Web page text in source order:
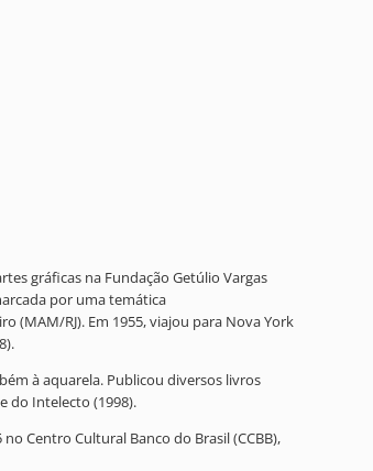
gráficas na Fundação Getúlio Vargas
por uma temática
(MAM/RJ). Em 1955, viajou para Nova York
à aquarela. Publicou diversos livros
do Intelecto (1998).
Centro Cultural Banco do Brasil (CCBB),